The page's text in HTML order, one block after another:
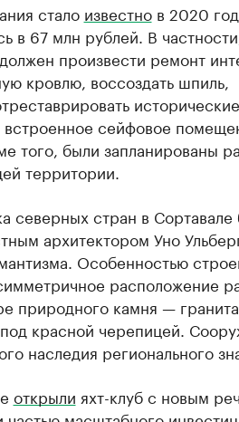
стало известнов 2020
в 67 млн рублей. В частности,
произвести ремонт
кровлю, воссоздать шпиль,
сейфовое
того, были запланированы
территории.
северных стран в Сортавале
архитектором Уно
Особенностью
расположение
природного камня —
красной черепицей.
наследия регионального
открыли яхт-клуб с новым